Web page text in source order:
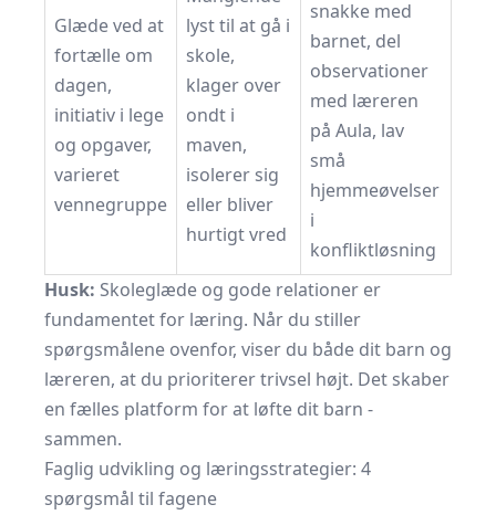
Glæde ved at
fortælle om
dagen,
initiativ i lege
og opgaver,
varieret
vennegruppe
lyst til at gå i
skole,
klager over
ondt i
maven,
isolerer sig
eller bliver
hurtigt vred
snakke med
barnet, del
observationer
med læreren
på Aula, lav
små
hjemmeøvelser
i
konfliktløsning
Husk: Skoleglæde og gode relationer er
fundamentet for læring. Når du stiller
spørgsmålene ovenfor, viser du både dit barn og
læreren, at du prioriterer trivsel højt. Det skaber
en fælles platform for at løfte dit barn -
sammen.
Faglig udvikling og læringsstrategier: 4
spørgsmål til fagene